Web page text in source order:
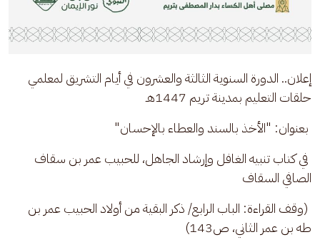
إعلان.. الدورة السنوية الثالثة والعشرون في أيام التشريق لمعلمي
حلقات التعليم بمدينة تريم 1447هـ
بعنوان: "الأخذ بالسند والعطاء بالإحسان"
في كتاب تنبيه الغافل وإرشاد الجاهل، للحبيب عمر بن سقاف
الصافي السقاف
(وقف القراءة: الباب الرابع/ ذكر البقية من أولاد الحبيب عمر بن
طه بن عمر الثاني، ص143)